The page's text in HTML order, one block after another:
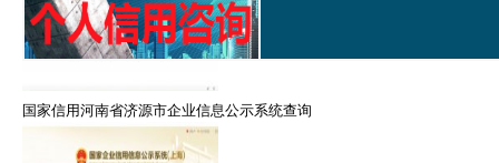
国家信用河南省济源市企业信息公示系统查询